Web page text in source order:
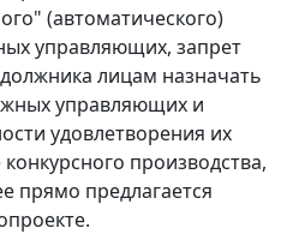
(автоматического)
управляющих, запрет
лицам назначать
управляющих и
удовлетворения их
производства,
прямо предлагается